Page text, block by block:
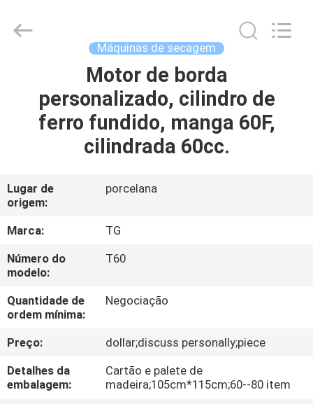
PRODUTOS
NÓS
EXCURSÃO
DA
FÁBRICA
CONTROLE
DA
QUALIDADE
Block.,Ltd.
Máquinas de secagem
Motor de borda
personalizado, cilindro de
ferro fundido, manga 60F,
cilindrada 60cc.
Lugar de
origem:
porcelana
Marca:
TG
Número do
modelo:
T60
Quantidade de
ordem mínima:
Negociação
Preço:
dollar;discuss personally;piece
Detalhes da
embalagem:
Cartão e palete de
madeira;105cm*115cm;60--80 item